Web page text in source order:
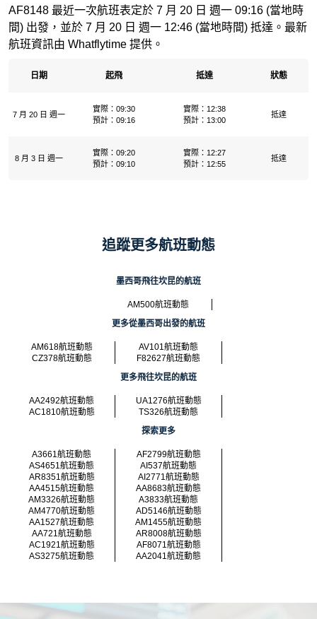
AF8148 最近一次航班表定於 7 月 20 日 週一 09:16 (當地時
間) 出發，並於 7 月 20 日 週一 12:46 (當地時間) 抵達。最新
航班資訊由 Whatflytime 提供。
日期 起飛 抵達 狀態
7 月 20 日 週一
實際：09:30
預計：09:16
實際：12:38
預計：13:00
抵達
8 月 3 日 週一
實際：09:20
預計：09:10
實際：12:27
預計：12:55
抵達
追蹤更多航班動態
墨西哥飛往坎昆的航班
AM500航班動態
更多從墨西哥出發的航班
AM618航班動態
AV101航班動態
CZ378航班動態
F82627航班動態
更多飛往坎昆的航班
AA2492航班動態
UA1276航班動態
AC1810航班動態
TS326航班動態
探索更多
A3661航班動態
AF2799航班動態
AS4651航班動態
AI537航班動態
AR8351航班動態
AI2771航班動態
AA4515航班動態
AA8683航班動態
AM3326航班動態
A3833航班動態
AM4770航班動態
AD5146航班動態
AA1527航班動態
AM1455航班動態
AA721航班動態
AR8008航班動態
AC1921航班動態
AF8071航班動態
AS3275航班動態
AA2041航班動態